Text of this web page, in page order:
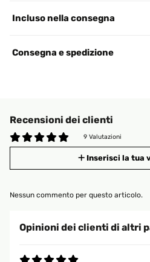
Incluso nella consegna
Consegna e spedizione
Recensioni dei clienti
9 Valutazioni
Inserisci la tua
Nessun commento per questo articolo.
Opinioni dei clienti di altri